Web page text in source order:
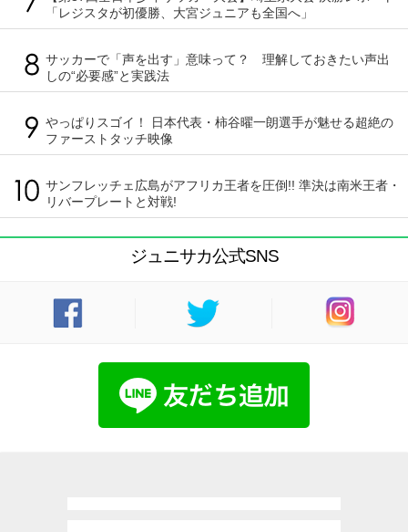
「レジスタが初優勝、大宮ジュニアも全国へ」
サッカーで「声を出す」意味って？ 理解しておきたい声出
しの“必要感”と実践法
やっぱりスゴイ！ 日本代表・柿谷曜一朗選手が魅せる超絶の
ファーストタッチ映像
サンフレッチェ広島がアフリカ王者を圧倒!! 準決は南米王者・
リバープレートと対戦!
ジュニサカ公式SNS